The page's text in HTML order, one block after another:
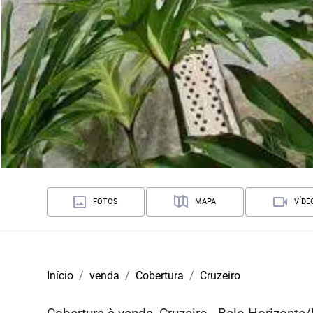
FOTOS MAPA
Início venda Cobertura Cruzeiro